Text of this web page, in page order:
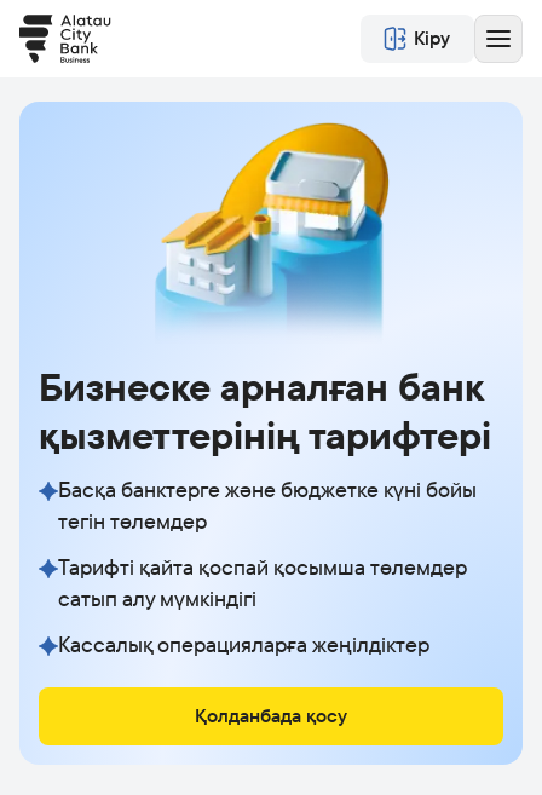
Кіру
Бизнеске арналған банк
қызметтерінің тарифтері
Басқа банктерге және бюджетке күні бойы
тегін төлемдер
Тарифті қайта қоспай қосымша төлемдер
сатып алу мүмкіндігі
Кассалық операцияларға жеңілдіктер
Қолданбада қосу